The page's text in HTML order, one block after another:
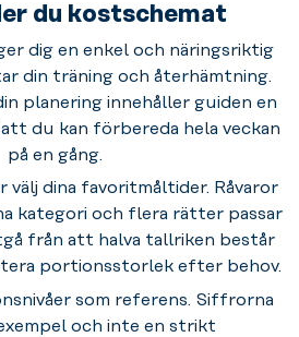
du kostschemat
dig en enkel och näringsriktig
din träning och återhämtning.
planering innehåller guiden en
att du kan förbereda hela veckan
på en gång.
välj dina favoritmåltider. Råvaror
kategori och flera rätter passar
från att halva tallriken består
portionsstorlek efter behov.
som referens. Siffrorna
och inte en strikt